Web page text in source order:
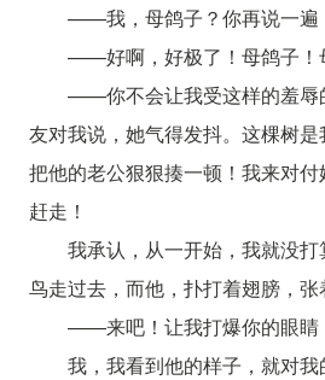
——我，母鸽子？你再说一遍
——好啊，好极了！母鸽子！
——你不会让我受这样的羞辱
友对我说，她气得发抖。这棵树
把他的老公狠狠揍一顿！我来对
赶走！
我承认，从一开始，我就没
鸟走过去，而他，扑打着翅膀，张
——来吧！让我打爆你的眼睛
我，我看到他的样子，就对我